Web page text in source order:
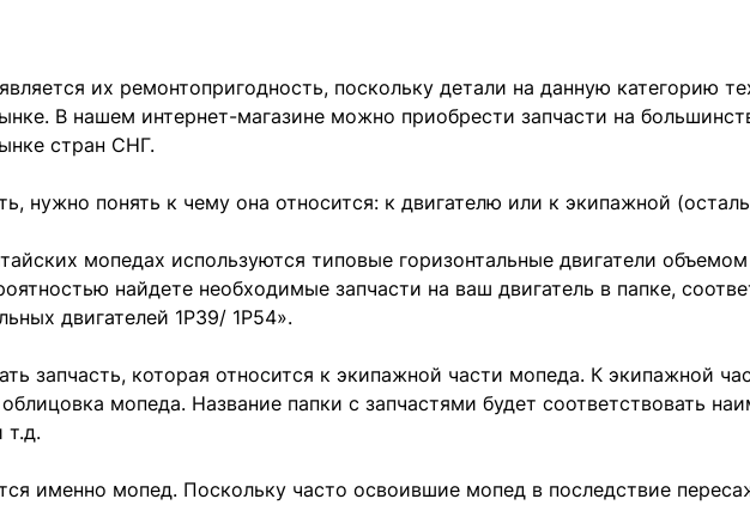
их ремонтопригодность, поскольку детали на данную категорию
В нашем интернет-магазине можно приобрести запчасти на
стран СНГ.
нужно понять к чему она относится: к двигателю или к экипажной
мопедах используются типовые горизонтальные двигатели
найдете необходимые запчасти на ваш двигатель в папке,
двигателей 1P39/ 1P54».
запчасть, которая относится к экипажной части мопеда. К экипажной
мопеда. Название папки с запчастями будет соответствовать
т.д.
именно мопед. Поскольку часто освоившие мопед в последствие